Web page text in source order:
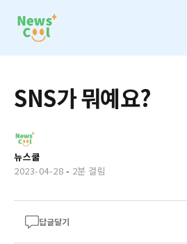
SNS가 뭐예요?
뉴스쿨
2023-04-28 - 2분 걸림
답글달기